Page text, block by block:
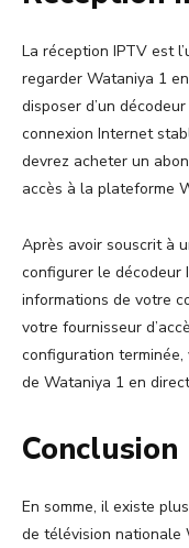
La réception IPTV est
regarder Wataniya 1
disposer d’un
connexion Internet
devrez acheter un
accès à la plateforme
Après avoir souscrit à
configurer le décodeur
informations de votre
votre fournisseur
configuration
de Wataniya 1 en
Conclusion
En somme, il existe
de télévision nationale